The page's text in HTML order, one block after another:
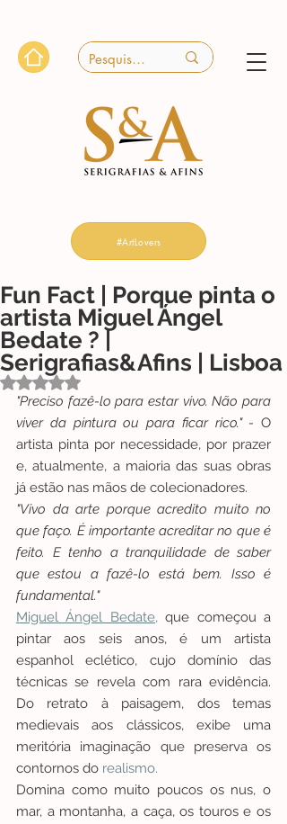
#ArtLovers
Fun Fact | Porque pinta o
artista Miguel Ángel
Bedate ? |
Serigrafias&Afins | Lisboa
Avaliado com NaN de 5 estrelas.
"Preciso fazê-lo para estar vivo. Não para
viver da pintura ou para ficar rico." - O
artista pinta por necessidade, por prazer
e, atualmente, a maioria das suas obras
já estão nas mãos de colecionadores.
"Vivo da arte porque acredito muito no
que faço. É importante acreditar no que é
feito. E tenho a tranquilidade de saber
que estou a fazê-lo está bem. Isso é
fundamental."
Miguel Ángel Bedate, que começou a
pintar aos seis anos, é um artista
espanhol eclético, cujo domínio das
técnicas se revela com rara evidência.
Do retrato à paisagem, dos temas
medievais aos clássicos, exibe uma
meritória imaginação que preserva os
contornos do realismo.
Domina como muito poucos os nus, o
mar, a montanha, a caça, os touros e os